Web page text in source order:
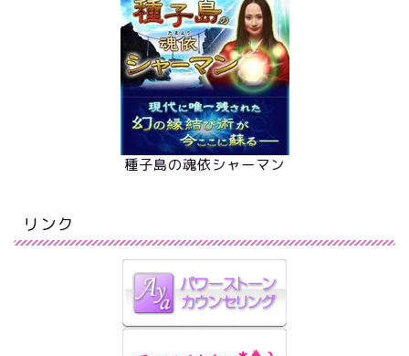
種子島の魂依シャーマン
リンク